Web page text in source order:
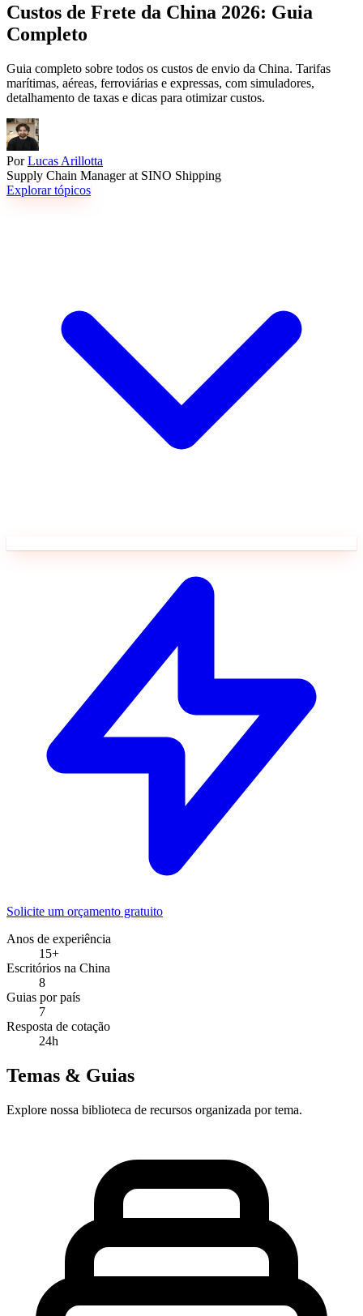
Custos de Frete da China 2026: Guia
Completo
Guia completo sobre todos os custos de envio da China. Tarifas
marítimas, aéreas, ferroviárias e expressas, com simuladores,
detalhamento de taxas e dicas para otimizar custos.
Por Lucas Arillotta
Supply Chain Manager at SINO Shipping
Explorar tópicos
Solicite um orçamento gratuito
Anos de experiência
15+
Escritórios na China
8
Guias por país
7
Resposta de cotação
24h
Temas & Guias
Explore nossa biblioteca de recursos organizada por tema.